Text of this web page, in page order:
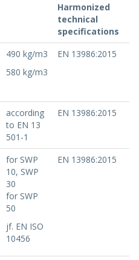
Harmonized
technical
specifications
490 kg/m3
580 kg/m3
EN 13986:2015
according
to EN 13
501-1
EN 13986:2015
for SWP
10, SWP
30
for SWP
50
jf. EN ISO
10456
EN 13986:2015